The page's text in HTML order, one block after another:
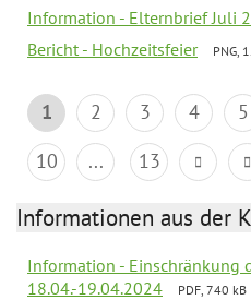
Information - Elternbrief Juli
Bericht - Hochzeitsfeier PNG,
1 2 3 4 5
10
... 13
Informationen aus der
Information - Einschränkung
18.04.-19.04.2024
PDF, 740 kB